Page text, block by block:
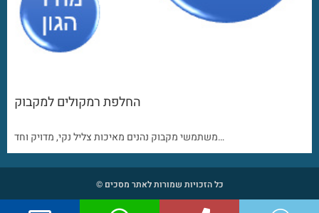
החלפת רמקולים למקבוק
משתמשי מקבוק נהנים מאיכות צליל נקי, מדויק וחד…
כל הזכויות שמורות לאתר מסכים ©